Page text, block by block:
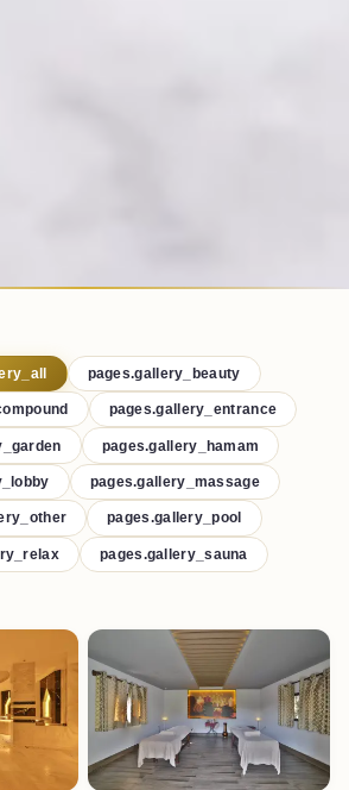
pages.gallery_beauty
pages.gallery_entrance
pages.gallery_hamam
pages.gallery_massage
pages.gallery_pool
pages.gallery_sauna